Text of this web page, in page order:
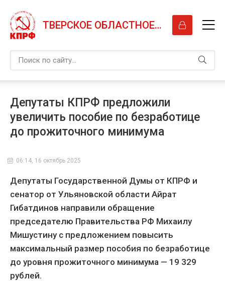
ТВЕРСКОЕ ОБЛАСТНОЕ ОТДЕЛЕНИЕ КПРФ
Депутаты КПРФ предложили
увеличить пособие по безработице
до прожиточного минимума
06:14, 16 октябрь 2025
Депутаты Государственной Думы от КПРФ и
сенатор от Ульяновской области Айрат
Гибатдинов направили обращение
председателю Правительства РФ Михаилу
Мишустину с предложением повысить
максимальный размер пособия по безработице
до уровня прожиточного минимума — 19 329
рублей.